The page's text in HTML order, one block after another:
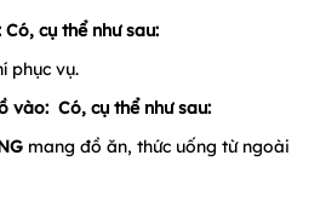
Có, cụ thể như sau:
phục vụ.
vào: Có, cụ thể như sau:
mang đồ ăn, thức uống từ ngoài